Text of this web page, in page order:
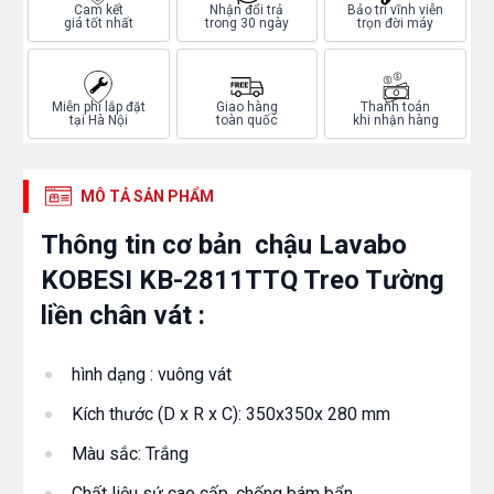
Cam kết
giá tốt nhất
Nhận đổi trả
trong 30 ngày
Bảo trì vĩnh viễn
trọn đời máy
Miễn phí lắp đặt
tại Hà Nội
Giao hàng
toàn quốc
Thanh toán
khi nhận hàng
MÔ TẢ SẢN PHẨM
Thông tin cơ bản chậu Lavabo
KOBESI KB-2811TTQ Treo Tường
liền chân vát :
hình dạng : vuông vát
Kích thước (D x R x C): 350x350x 280 mm
Màu sắc: Trắng​